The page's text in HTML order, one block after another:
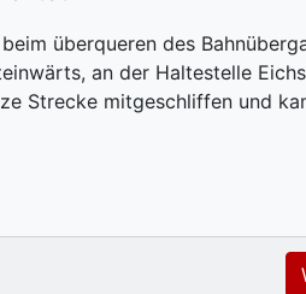
überqueren des
an der Haltestelle
Strecke mitgeschliffen und